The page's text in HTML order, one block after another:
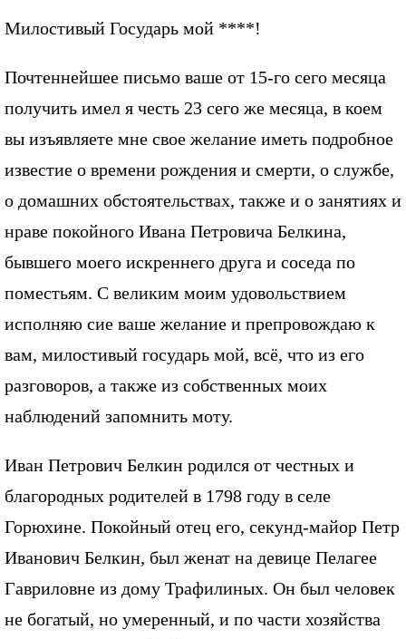
Милостивый Государь мой ****!
Почтеннейшее письмо ваше от 15-го сего месяца
получить имел я честь 23 сего же месяца, в коем
вы изъявляете мне свое желание иметь подробное
известие о времени рождения и смерти, о службе,
о домашних обстоятельствах, также и о занятиях и
нраве покойного Ивана Петровича Белкина,
бывшего моего искреннего друга и соседа по
поместьям. С великим моим удовольствием
исполняю сие ваше желание и препровождаю к
вам, милостивый государь мой, всё, что из его
разговоров, а также из собственных моих
наблюдений запомнить моту.
Иван Петрович Белкин родился от честных и
благородных родителей в 1798 году в селе
Горюхине. Покойный отец его, секунд-майор Петр
Иванович Белкин, был женат на девице Пелагее
Гавриловне из дому Трафилиных. Он был человек
не богатый, но умеренный, и по части хозяйства